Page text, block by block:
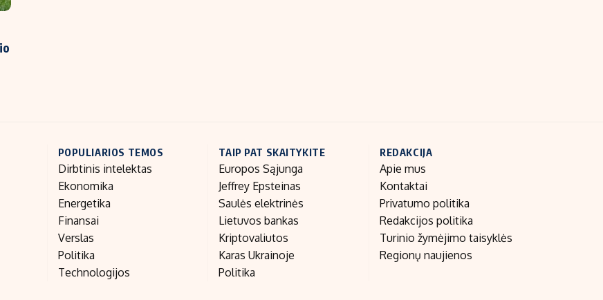
POPULIARIOS TEMOS
Dirbtinis intelektas
Ekonomika
Energetika
Finansai
Verslas
Politika
Technologijos
TAIP PAT SKAITYKITE
Europos Sąjunga
Jeffrey Epsteinas
Saulės elektrinės
Lietuvos bankas
Kriptovaliutos
Karas Ukrainoje
Politika
REDAKCIJA
Apie mus
Kontaktai
Privatumo politika
Redakcijos politika
Turinio žymėjimo taisyklės
Regionų naujienos